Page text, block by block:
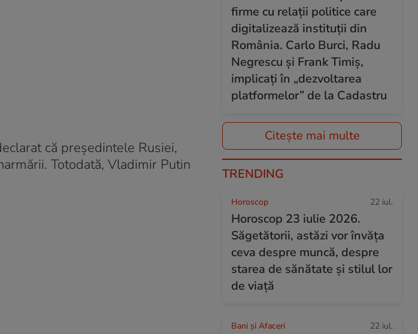
că preşedintele Rusiei,
Totodată, Vladimir Putin
firme cu relații politice care
digitalizează instituții din
România. Carlo Burci, Radu
Negrescu și Frank Timiș,
implicați în „dezvoltarea
platformelor” de la Cadastru
Citește mai multe
TRENDING
Horoscop 22 iul.
Horoscop 23 iulie 2026.
Săgetătorii, astăzi vor învăța
ceva despre muncă, despre
starea de sănătate și stilul lor
de viață
Bani și Afaceri 22 iul.